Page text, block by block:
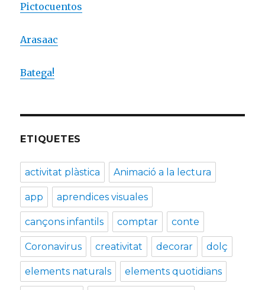
Pictocuentos
Arasaac
Batega!
ETIQUETES
activitat plàstica Animació a la lectura
app aprendices visuales
cançons infantils comptar conte
Coronavirus creativitat decorar dolç
elements naturals elements quotidians